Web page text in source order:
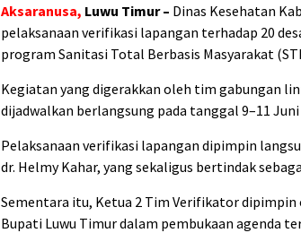
Aksaranusa, Luwu Timur – Dinas Kesehatan
pelaksanaan verifikasi lapangan terhadap 20
program Sanitasi Total Berbasis Masyarakat
‎Kegiatan yang digerakkan oleh tim gabungan
dijadwalkan berlangsung pada tanggal 9–11 Juni
‎Pelaksanaan verifikasi lapangan dipimpin
dr. Helmy Kahar, yang sekaligus bertindak
Sementara itu, Ketua 2 Tim Verifikator dipimpin
Bupati Luwu Timur dalam pembukaan agenda